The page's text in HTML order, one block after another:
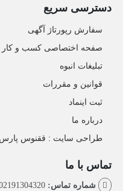
دسترسی سریع
سفارش رپورتاژ آگهی
صفحه اختصاصی کسب و کار
تبلیغات انبوه
قوانین و مقررات
ثبت اینماد
درباره ما
طراحی سایت : ققنوس پارس
تماس با ما
شماره تماس: